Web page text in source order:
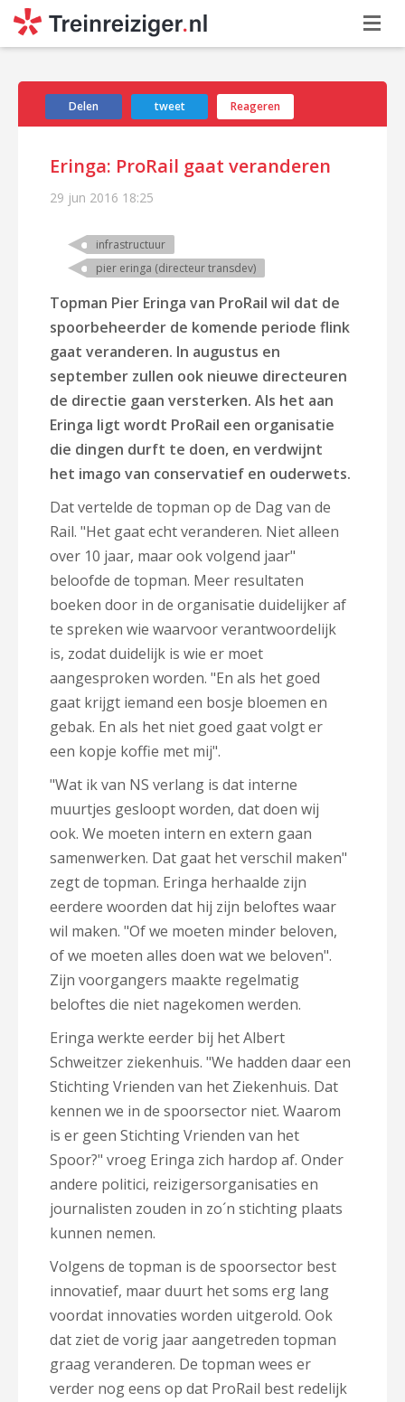
Delen tweet Reageren
Eringa: ProRail gaat veranderen
29 jun 2016 18:25
infrastructuur
pier eringa (directeur transdev)
Topman Pier Eringa van ProRail wil dat de
spoorbeheerder de komende periode flink
gaat veranderen. In augustus en
september zullen ook nieuwe directeuren
de directie gaan versterken. Als het aan
Eringa ligt wordt ProRail een organisatie
die dingen durft te doen, en verdwijnt
het imago van conservatief en ouderwets.
Dat vertelde de topman op de Dag van de
Rail. "Het gaat echt veranderen. Niet alleen
over 10 jaar, maar ook volgend jaar"
beloofde de topman. Meer resultaten
boeken door in de organisatie duidelijker af
te spreken wie waarvoor verantwoordelijk
is, zodat duidelijk is wie er moet
aangesproken worden. "En als het goed
gaat krijgt iemand een bosje bloemen en
gebak. En als het niet goed gaat volgt er
een kopje koffie met mij".
"Wat ik van NS verlang is dat interne
muurtjes gesloopt worden, dat doen wij
ook. We moeten intern en extern gaan
samenwerken. Dat gaat het verschil maken"
zegt de topman. Eringa herhaalde zijn
eerdere woorden dat hij zijn beloftes waar
wil maken. "Of we moeten minder beloven,
of we moeten alles doen wat we beloven".
Zijn voorgangers maakte regelmatig
beloftes die niet nagekomen werden.
Eringa werkte eerder bij het Albert
Schweitzer ziekenhuis. "We hadden daar een
Stichting Vrienden van het Ziekenhuis. Dat
kennen we in de spoorsector niet. Waarom
is er geen Stichting Vrienden van het
Spoor?" vroeg Eringa zich hardop af. Onder
andere politici, reizigersorganisaties en
journalisten zouden in zo´n stichting plaats
kunnen nemen.
Volgens de topman is de spoorsector best
innovatief, maar duurt het soms erg lang
voordat innovaties worden uitgerold. Ook
dat ziet de vorig jaar aangetreden topman
graag veranderen. De topman wees er
verder nog eens op dat ProRail best redelijk